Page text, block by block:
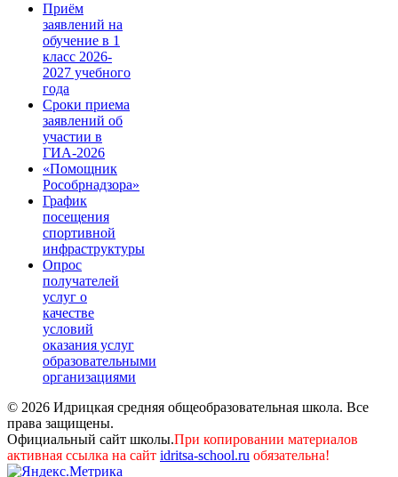
Приём
заявлений на
обучение в 1
класс 2026-
2027 учебного
года
Сроки приема
заявлений об
участии в
ГИА-2026
«Помощник
Рособрнадзора»
График
посещения
спортивной
инфраструктуры
Опрос
получателей
услуг о
качестве
условий
оказания услуг
образовательными
организациями
© 2026 Идрицкая средняя общеобразовательная школа. Все
права защищены.
Официальный сайт школы.При копировании материалов
активная ссылка на сайт idritsa-school.ru обязательна!